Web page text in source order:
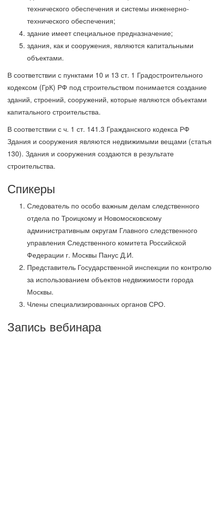
технического обеспечения и системы инженерно-
технического обеспечения;
здание имеет специальное предназначение;
здания, как и сооружения, являются капитальными
объектами.
В соответствии с пунктами 10 и 13 ст. 1 Градостроительного
кодексом (ГрК) РФ под строительством понимается создание
зданий, строений, сооружений, которые являются объектами
капитального строительства.
В соответствии с ч. 1 ст. 141.3 Гражданского кодекса РФ
Здания и сооружения являются недвижимыми вещами (статья
130). Здания и сооружения создаются в результате
строительства.
Спикеры
Следователь по особо важным делам следственного
отдела по Троицкому и Новомосковскому
административным округам Главного следственного
управления Следственного комитета Российской
Федерации г. Москвы Панус Д.И.
Представитель Государственной инспекции по контролю
за использованием объектов недвижимости города
Москвы.
Члены специализированных органов СРО.
Запись вебинара